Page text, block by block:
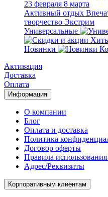
23 февраля 8 марта
Активный отдых
творчество Экстрим
Универсальные
Новинки
Активация
Доставка
Оплата
Информация
О компании
Блог
Оплата и доставка
Политика
Договор оферты
Правила
Адрес/Реквизиты
Корпоративным клиентам